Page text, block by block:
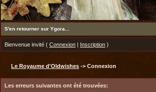
S'en retourner sur Ygora...
Bienvenue invité ( Connexion | Inscription )
Le Royaume d'Oldwishes -> Connexion
Les erreurs suivantes ont été trouvées: